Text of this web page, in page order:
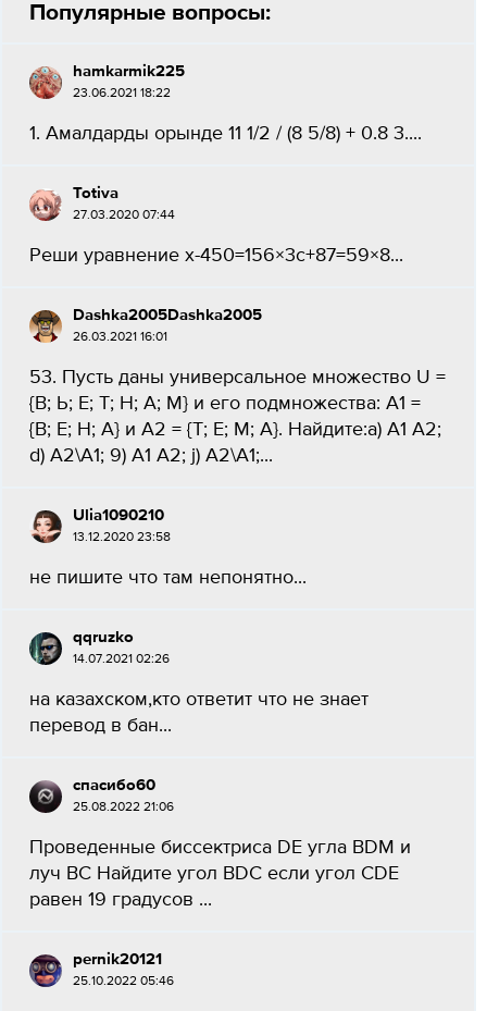
Популярные вопросы:
hamkarmik225
23.06.2021 18:22
1. Амалдарды орынде 11 1/2 / (8 5/8) + 0.8 3....
Totiva
27.03.2020 07:44
Реши уравнение x-450=156×3c+87=59×8​...
Dashka2005Dashka2005
26.03.2021 16:01
53. Пусть даны универсальное множество U =
{B; Ь; E; Т; Н; А; М} и его подмножества: A1 =
{B; Е; Н; А} и А2 = {T; Е; М; A}. Найдите:а) А1 А2;
d) A2\A1; 9) А1 А2; j) А2\A1;...
Ulia1090210
13.12.2020 23:58
не пишите что там непонятно​...
qqruzko
14.07.2021 02:26
на казахском,кто ответит что не знает
перевод в бан​...
спасибо60
25.08.2022 21:06
Проведенные биссектриса DE угла BDM и
луч BC Найдите угол BDC если угол CDE
равен 19 градусов ​...
pernik20121
25.10.2022 05:46